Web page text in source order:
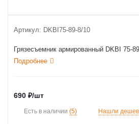
Артикул: DKBI75-89-8/10
Грязесъемник армированный DKBI 75-
Подробнее
690 ₽/шт
Есть в наличии (5) Нашли